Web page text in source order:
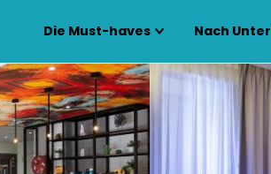
Die Must-haves Nach